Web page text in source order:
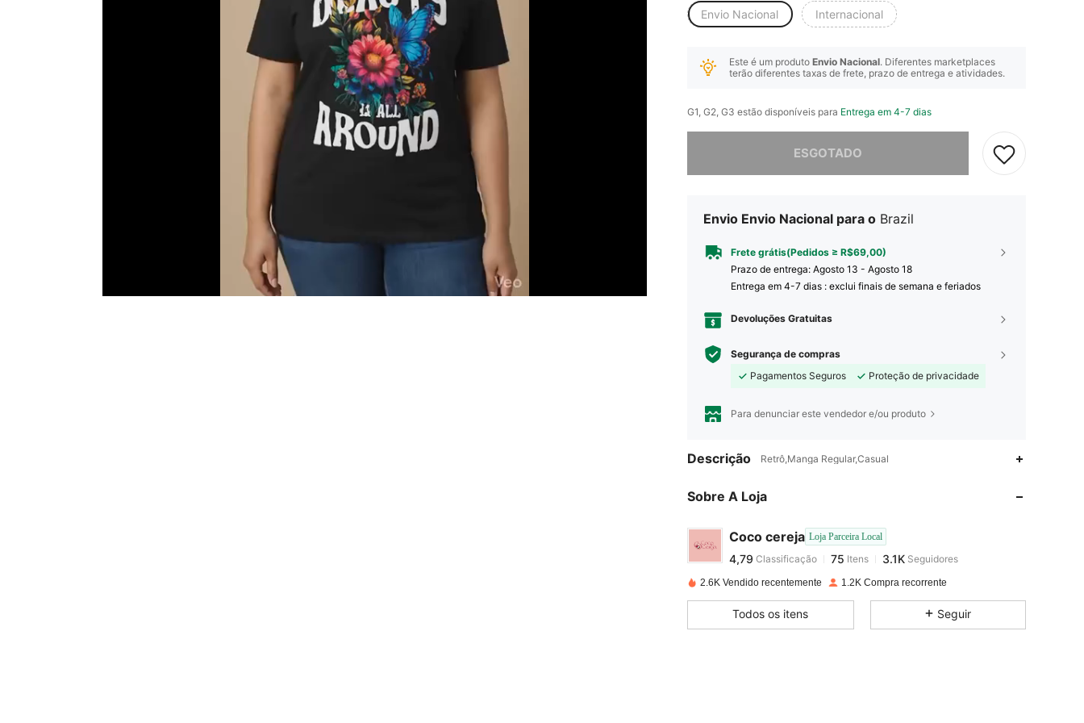
Envio Nacional Internacional
Este é um produto Envio Nacional. Diferentes marketplaces
terão diferentes taxas de frete, prazo de entrega e atividades.
G1, G2, G3 estão disponíveis para Entrega em 4-7 dias
ESGOTADO
Envio Envio Nacional para o Brazil
Frete grátis(Pedidos ≥ R$69,00)
Prazo de entrega: Agosto 13 - Agosto 18
Entrega em 4-7 dias : exclui finais de semana e feriados
Devoluções Gratuitas
Segurança de compras
Pagamentos Seguros
Proteção de privacidade
Para denunciar este vendedor e/ou produto
Descrição Retrô,Manga Regular,Casual
Sobre A Loja
Coco cereja Loja Parceira Local
4,79 75 3.1K
4,79
4,79 Classificação 75 Itens 3.1K Seguidores
C***Epago 1 dia atrás
4,79 75 3.1K
2.6K Vendido recentemente 1.2K Compra recorrente
Todos os itens Seguir